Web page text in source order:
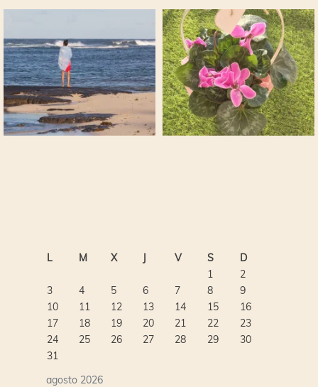
agosto 2026
L M X J V S
D
1
2
3
4 5 6 7 8
9
10
11 12 13 14 15
16
17
18 19 20 21 22
23
24
25 26 27 28 29
30
31